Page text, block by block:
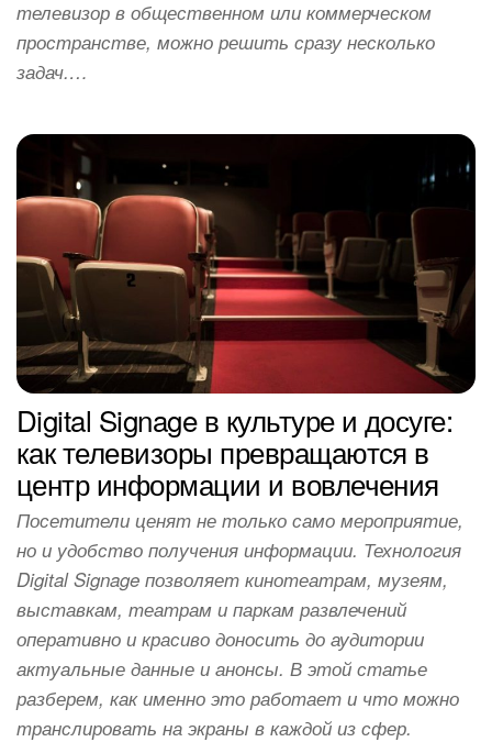
телевизор в общественном или коммерческом
пространстве, можно решить сразу несколько
задач.…
Digital Signage в культуре и досуге:
как телевизоры превращаются в
центр информации и вовлечения
Посетители ценят не только само мероприятие,
но и удобство получения информации. Технология
Digital Signage позволяет кинотеатрам, музеям,
выставкам, театрам и паркам развлечений
оперативно и красиво доносить до аудитории
актуальные данные и анонсы. В этой статье
разберем, как именно это работает и что можно
транслировать на экраны в каждой из сфер.